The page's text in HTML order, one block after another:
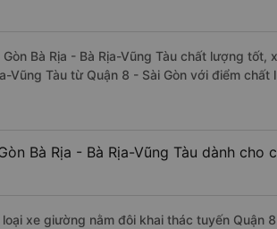
Bà Rịa - Bà Rịa-Vũng Tàu chất lượng tốt,
Vũng Tàu từ Quận 8 - Sài Gòn với điểm
Bà Rịa - Bà Rịa-Vũng Tàu dành cho
xe giường nằm đôi khai thác tuyến Quận